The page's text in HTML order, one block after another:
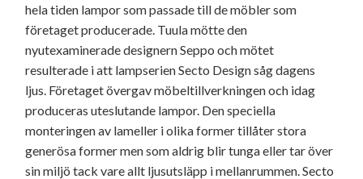
hela tiden lampor som passade till de möbler som
företaget producerade. Tuula mötte den
nyutexaminerade designern Seppo och mötet
resulterade i att lampserien Secto Design såg dagens
ljus. Företaget övergav möbeltillverkningen och idag
produceras uteslutande lampor. Den speciella
monteringen av lameller i olika former tillåter stora
generösa former men som aldrig blir tunga eller tar över
sin miljö tack vare allt ljusutsläpp i mellanrummen. Secto